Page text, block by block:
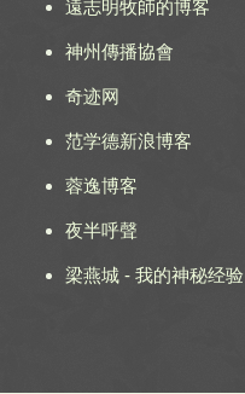
遠志明牧師的博客
神州傳播協會
奇迹网
范学德新浪博客
蓉逸博客
夜半呼聲
梁燕城 - 我的神秘经验